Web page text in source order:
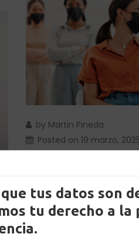
tus datos son
tu derecho a la
by Martin Pineda
Posted on 19 marzo,
LEER MÁS